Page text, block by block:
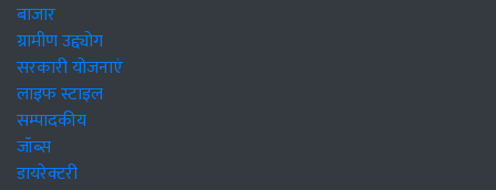
बाजार
ग्रामीण उद्द्योग
सरकारी योजनाएं
लाइफ स्टाइल
सम्पादकीय
जॉब्स
डायरेक्टरी